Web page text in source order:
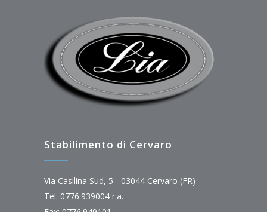
Stabilimento di Cervaro
Via Casilina Sud, 5 - 03044 Cervaro (FR)
Tel: 0776.939004 r.a.